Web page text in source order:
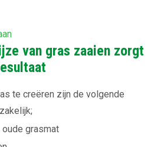
van gras zaaien zorgt
te creëren zijn de volgende
grasmat